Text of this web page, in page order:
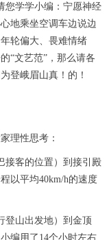
学学小编：宁愿神经
地乘坐空调车边说边
轮偏大、畏难情绪
“文艺范”，那么请各
登峨眉山真！的！
理性思考：
接客的位置）到接引殿
以平均40km/h的速度
登山出发地）到金顶
编用了14个小时左右